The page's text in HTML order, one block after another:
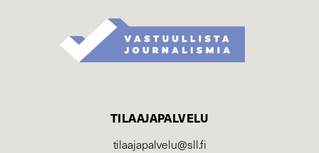
TILAAJAPALVELU
tilaajapalvelu@sll.fi